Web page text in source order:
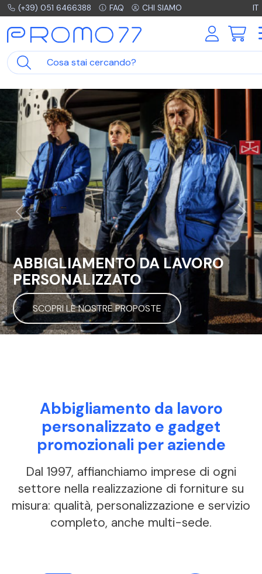
(+39) 051 6466388 FAQ CHI SIAMO IT
ABBIGLIAMENTO DA LAVORO
PERSONALIZZATO
SCOPRI LE NOSTRE PROPOSTE
Indietro
Abbigliamento da lavoro
personalizzato e gadget
promozionali per aziende
Dal 1997, affianchiamo imprese di ogni
settore nella realizzazione di forniture su
misura: qualità, personalizzazione e servizio
completo, anche multi-sede.